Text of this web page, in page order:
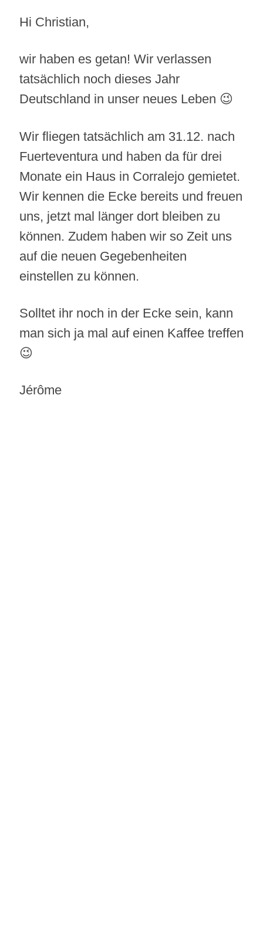
Hi Christian,
wir haben es getan! Wir verlassen
tatsächlich noch dieses Jahr
Deutschland in unser neues Leben 😉
Wir fliegen tatsächlich am 31.12. nach
Fuerteventura und haben da für drei
Monate ein Haus in Corralejo gemietet.
Wir kennen die Ecke bereits und freuen
uns, jetzt mal länger dort bleiben zu
können. Zudem haben wir so Zeit uns
auf die neuen Gegebenheiten
einstellen zu können.
Solltet ihr noch in der Ecke sein, kann
man sich ja mal auf einen Kaffee treffen
😉
Jérôme